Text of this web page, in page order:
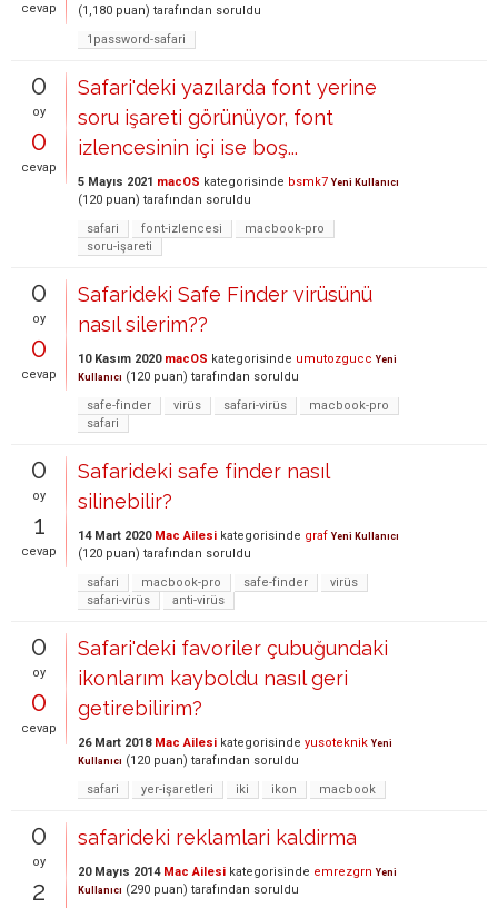
cevap (1,180 puan) tarafından soruldu
1password-safari
0
oy
0
cevap
Safari'deki yazılarda font yerine
soru işareti görünüyor, font
izlencesinin içi ise boş...
5 Mayıs 2021 macOS kategorisinde bsmk7 Yeni Kullanıcı
(120 puan) tarafından soruldu
safari
font-izlencesi
macbook-pro
soru-işareti
0
oy
0
cevap
Safarideki Safe Finder virüsünü
nasıl silerim??
10 Kasım 2020 macOS kategorisinde umutozgucc Yeni
Kullanıcı (120 puan) tarafından soruldu
safe-finder
virüs safari-virüs
macbook-pro
safari
0
oy
1
cevap
Safarideki safe finder nasıl
silinebilir?
14 Mart 2020 Mac Ailesi kategorisinde graf Yeni Kullanıcı
(120 puan) tarafından soruldu
safari
macbook-pro safe-finder
virüs
safari-virüs
anti-virüs
0
oy
0
cevap
Safari'deki favoriler çubuğundaki
ikonlarım kayboldu nasıl geri
getirebilirim?
26 Mart 2018 Mac Ailesi kategorisinde yusoteknik Yeni
Kullanıcı (120 puan) tarafından soruldu
safari
yer-işaretleri iki ikon macbook
0
oy
2
safarideki reklamlari kaldirma
20 Mayıs 2014 Mac Ailesi kategorisinde emrezgrn Yeni
Kullanıcı (290 puan) tarafından soruldu